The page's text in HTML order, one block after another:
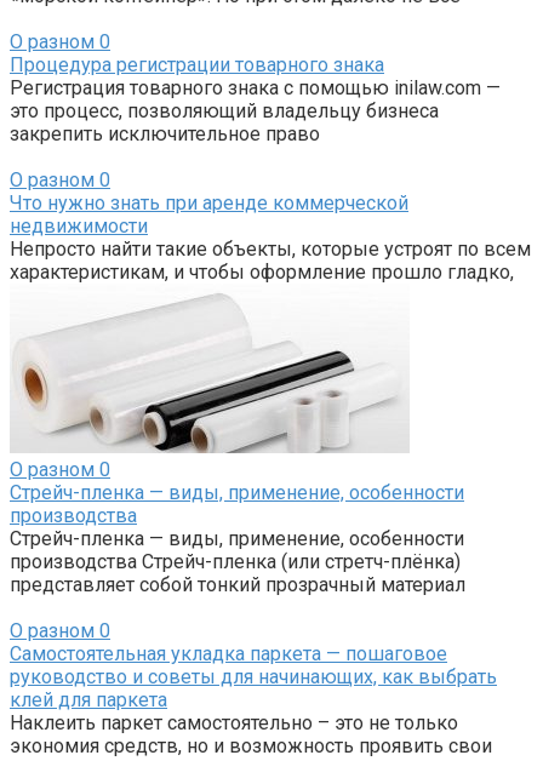
О разном 0
Процедура регистрации товарного знака
Регистрация товарного знака с помощью inilaw.com —
это процесс, позволяющий владельцу бизнеса
закрепить исключительное право
О разном 0
Что нужно знать при аренде коммерческой
недвижимости
Непросто найти такие объекты, которые устроят по всем
характеристикам, и чтобы оформление прошло гладко,
О разном 0
Стрейч-пленка — виды, применение, особенности
производства
Стрейч-пленка — виды, применение, особенности
производства Стрейч-пленка (или стретч-плёнка)
представляет собой тонкий прозрачный материал
О разном 0
Самостоятельная укладка паркета — пошаговое
руководство и советы для начинающих, как выбрать
клей для паркета
Наклеить паркет самостоятельно – это не только
экономия средств, но и возможность проявить свои